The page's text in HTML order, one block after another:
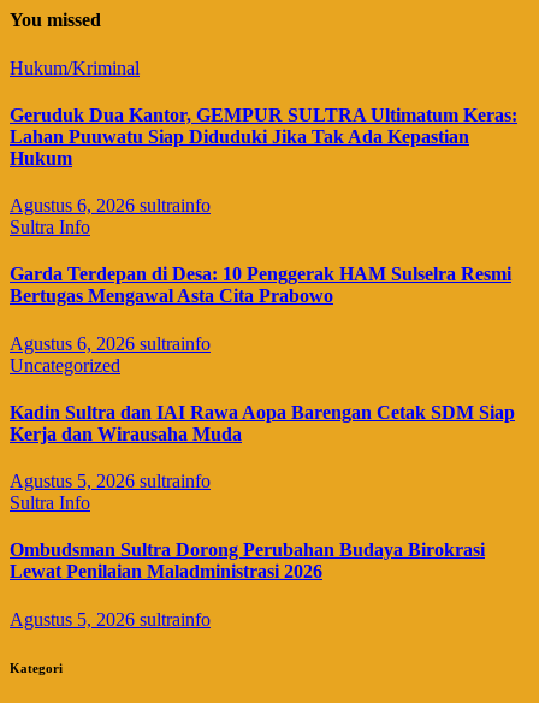
You missed
Hukum/Kriminal
Geruduk Dua Kantor, GEMPUR SULTRA Ultimatum Keras:
Lahan Puuwatu Siap Diduduki Jika Tak Ada Kepastian
Hukum
Agustus 6, 2026 sultrainfo
Sultra Info
Garda Terdepan di Desa: 10 Penggerak HAM Sulselra Resmi
Bertugas Mengawal Asta Cita Prabowo
Agustus 6, 2026 sultrainfo
Uncategorized
Kadin Sultra dan IAI Rawa Aopa Barengan Cetak SDM Siap
Kerja dan Wirausaha Muda
Agustus 5, 2026 sultrainfo
Sultra Info
Ombudsman Sultra Dorong Perubahan Budaya Birokrasi
Lewat Penilaian Maladministrasi 2026
Agustus 5, 2026 sultrainfo
Kategori